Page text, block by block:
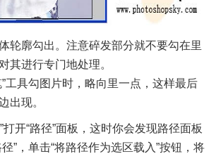
轮廓勾出。注意碎发部分就不要勾在里
其进行专门地处理。
工具勾图片时，略向里一点，这样最后
出现。
开“路径”面板，这时你会发现路径面板
”，单击“将路径作为选区载入”按钮，将